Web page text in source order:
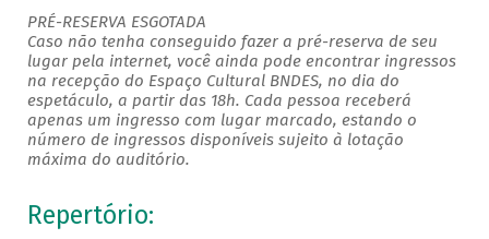
PRÉ-RESERVA ESGOTADA
Caso não tenha conseguido fazer a pré-reserva de seu
lugar pela internet, você ainda pode encontrar ingressos
na recepção do Espaço Cultural BNDES, no dia do
espetáculo, a partir das 18h. Cada pessoa receberá
apenas um ingresso com lugar marcado, estando o
número de ingressos disponíveis sujeito à lotação
máxima do auditório.
Repertório: